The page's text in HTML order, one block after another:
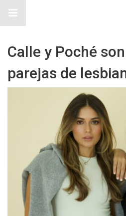
Calle y Poché
parejas de